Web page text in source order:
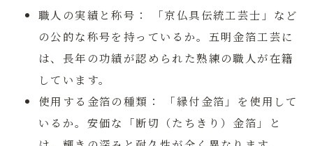
職人の実績と称号：
「京仏具伝統工芸士」など
の公的な称号を持っているか。五明金箔工芸に
は、長年の功績が認められた熟練の職人が在籍
しています。
使用する金箔の種類：
「縁付金箔」を使用して
いるか。安価な「断切（たちきり）金箔」と